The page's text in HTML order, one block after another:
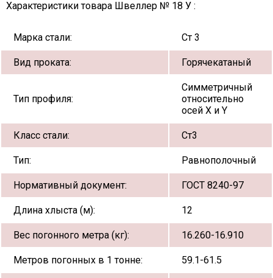
Характеристики товара Швеллер № 18 У :
Марка стали: Ст 3
Вид проката: Горячекатаный
Тип профиля:
Симметричный
относительно
осей X и Y
Класс стали: Ст3
Тип: Равнополочный
Нормативный документ: ГОСТ 8240-97
Длина хлыста (м): 12
Вес погонного метра (кг): 16.260-16.910
Метров погонных в 1 тонне: 59.1-61.5